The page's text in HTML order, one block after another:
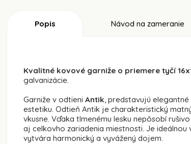
Popis Návod na zameranie
Kvalitné kovové garniže o priemere tyčí
galvanizácie.
Garniže v odtieniAntik, predstavujú
estetiku. Odtieň Antik je charakteristický
vkusne. Vďaka tlmenému lesku nepôsobí
aj celkovho zariadenia miestnosti. Je
vytvára harmonický a vyvážený dojem.